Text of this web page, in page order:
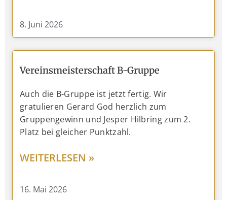
8. Juni 2026
Vereinsmeisterschaft B-Gruppe
Auch die B-Gruppe ist jetzt fertig. Wir
gratulieren Gerard God herzlich zum
Gruppengewinn und Jesper Hilbring zum 2.
Platz bei gleicher Punktzahl.
WEITERLESEN »
16. Mai 2026